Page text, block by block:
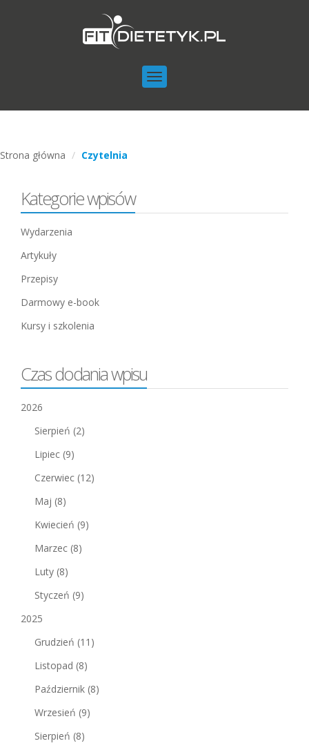
Toggle
navigation
Strona główna Czytelnia
Kategorie wpisów
Wydarzenia
Artykuły
Przepisy
Darmowy e-book
Kursy i szkolenia
Czas dodania wpisu
2026
Sierpień (2)
Lipiec (9)
Czerwiec (12)
Maj (8)
Kwiecień (9)
Marzec (8)
Luty (8)
Styczeń (9)
2025
Grudzień (11)
Listopad (8)
Październik (8)
Wrzesień (9)
Sierpień (8)